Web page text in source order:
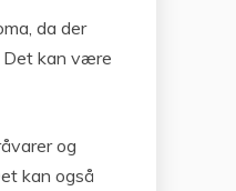
da der
Det kan være
og
kan også